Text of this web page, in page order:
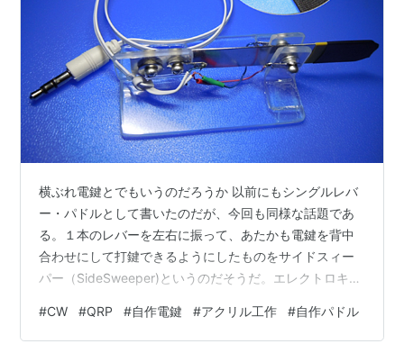
横ぶれ電鍵とでもいうのだろうか 以前にもシングルレバ
ー・パドルとして書いたのだが、今回も同様な話題であ
る。１本のレバーを左右に振って、あたかも電鍵を背中
合わせにして打鍵できるようにしたものをサイドスィー
パー（SideSweeper)というのだそうだ。エレクトロキー
も長点や短点が送出できる機構だ。基本的にはストレー
トキーなので、指で片側を押せばモールス符号を生成で
#CW #QRP #自作電鍵 #アクリル工作 #自作パドル